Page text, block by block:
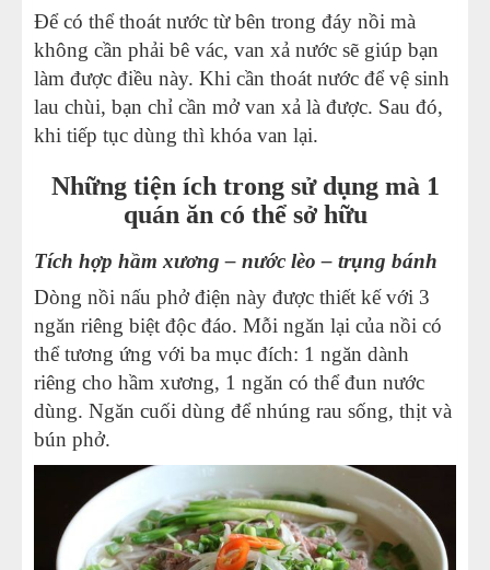
Để có thể thoát nước từ bên trong đáy nồi mà
không cần phải bê vác, van xả nước sẽ giúp bạn
làm được điều này. Khi cần thoát nước để vệ sinh
lau chùi, bạn chỉ cần mở van xả là được. Sau đó,
khi tiếp tục dùng thì khóa van lại.
Những tiện ích trong sử dụng mà 1
quán ăn có thể sở hữu
Tích hợp hầm xương – nước lèo – trụng bánh
Dòng nồi nấu phở điện này được thiết kế với 3
ngăn riêng biệt độc đáo. Mỗi ngăn lại của nồi có
thể tương ứng với ba mục đích: 1 ngăn dành
riêng cho hầm xương, 1 ngăn có thể đun nước
dùng. Ngăn cuối dùng để nhúng rau sống, thịt và
bún phở.